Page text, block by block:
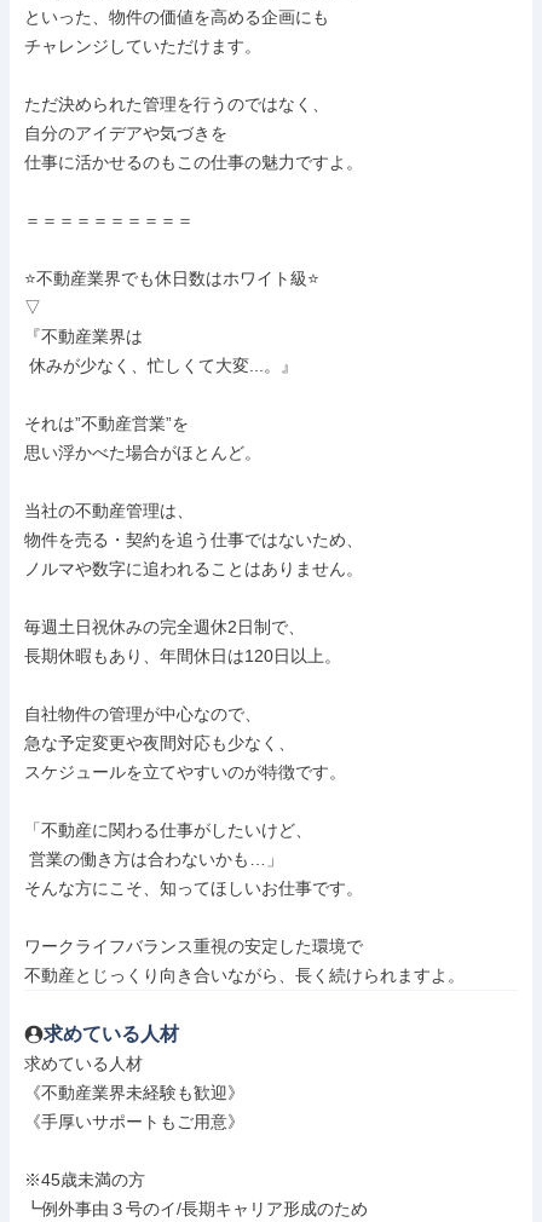
といった、物件の価値を高める企画にも
チャレンジしていただけます。
ただ決められた管理を行うのではなく、
自分のアイデアや気づきを
仕事に活かせるのもこの仕事の魅力ですよ。
＝＝＝＝＝＝＝＝＝＝
⭐不動産業界でも休日数はホワイト級⭐
▽
『不動産業界は
それは”不動産営業”を
思い浮かべた場合がほとんど。
当社の不動産管理は、
物件を売る・契約を追う仕事ではないため、
ノルマや数字に追われることはありません。
毎週土日祝休みの完全週休2日制で、
長期休暇もあり、年間休日は120日以上。
自社物件の管理が中心なので、
急な予定変更や夜間対応も少なく、
スケジュールを立てやすいのが特徴です。
「不動産に関わる仕事がしたいけど、
そんな方にこそ、知ってほしいお仕事です。
ワークライフバランス重視の安定した環境で
不動産とじっくり向き合いながら、長く続けられますよ。
求めている人材
求めている人材
《不動産業界未経験も歓迎》
《手厚いサポートもご用意》
※45歳未満の方
┗例外事由３号のイ/長期キャリア形成のため